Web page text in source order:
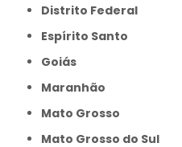
Distrito Federal
Espírito Santo
Goiás
Maranhão
Mato Grosso
Mato Grosso do Sul